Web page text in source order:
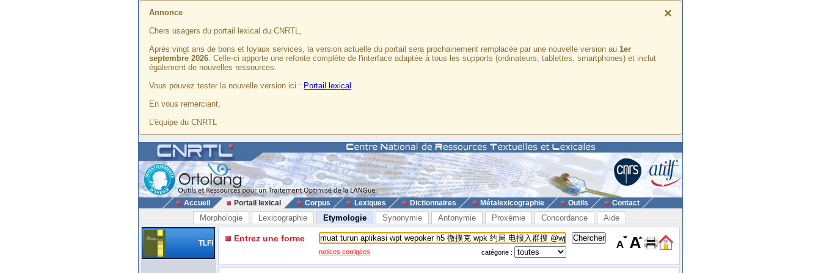
×
Annonce
Chers usagers du portail lexical du CNRTL,
Après vingt ans de bons et loyaux services, la version actuelle du portail sera prochainement remplacée par une nouvelle version au 1er
septembre 2026. Celle-ci apporte une refonte complète de l'interface adaptée à tous les supports (ordinateurs, tablettes, smartphones) et inclut
également de nouvelles ressources.
Vous pouvez tester la nouvelle version ici : Portail lexical
En vous remerciant,
L'équipe du CNRTL
Accueil Portail lexical Corpus Lexiques Dictionnaires Métalexicographie Outils Contact
Morphologie Lexicographie Etymologie Synonymie Antonymie Proxémie Concordance Aide
TLFi Entrez une forme
notices corrigées catégorie :